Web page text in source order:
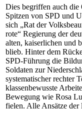
Dies begriffen auch die
Spitzen von SPD und
sich „Rat der
rote“ Regierung der
alten, kaiserlichen und
blieb. Hinter dem
SPD-Führung die
Soldaten zur
systematischer rechter
klassenbewusste
Bewegung wie Rosa
fielen. Alle Ansätze der